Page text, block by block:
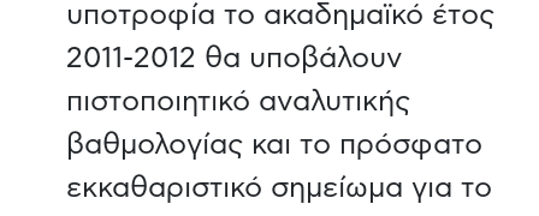
υποτροφία το ακαδημαϊκό έτος
2011-2012 θα υποβάλουν
πιστοποιητικό αναλυτικής
βαθμολογίας και το πρόσφατο
εκκαθαριστικό σημείωμα για το